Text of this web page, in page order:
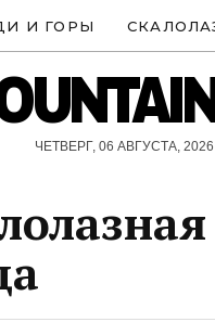
И ГОРЫ
ЧЕТВЕРГ, 06 АВГУСТА, 2026